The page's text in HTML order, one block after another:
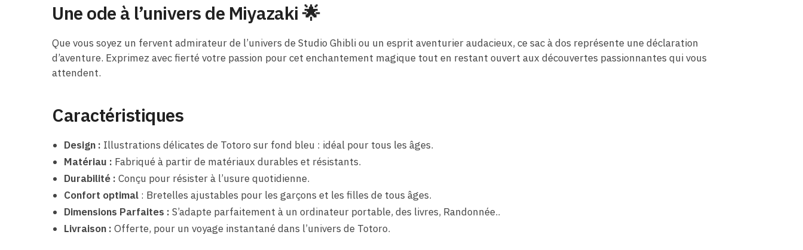
Une ode à l’univers de Miyazaki🌟
Que vous soyez un fervent admirateur de l’univers de Studio Ghibli ou un esprit aventurier audacieux, ce sac à dos représente une déclaration
d’aventure. Exprimez avec fierté votre passion pour cet enchantement magique tout en restant ouvert aux découvertes passionnantes qui vous
attendent.
Caractéristiques
Design : Illustrations délicates de Totoro sur fond bleu : idéal pour tous les âges.
Matériau : Fabriqué à partir de matériaux durables et résistants.
Durabilité :Conçu pour résister à l’usure quotidienne.
Confort optimal : Bretelles ajustables pour les garçons et les filles de tous âges.
Dimensions Parfaites :S’adapte parfaitement à un ordinateur portable, des livres, Randonnée..
Livraison : Offerte, pour un voyage instantané dans l’univers de Totoro.